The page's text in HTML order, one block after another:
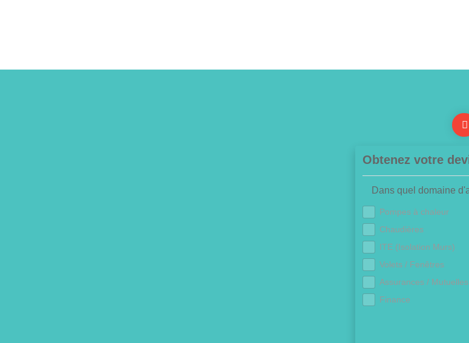
Obtenez votre
Dans quel domaine
Pompes à chaleur
Chaudières
ITE (Isolation Murs)
Volets / Fenêtres
Assurances / Mutuelles
Finance